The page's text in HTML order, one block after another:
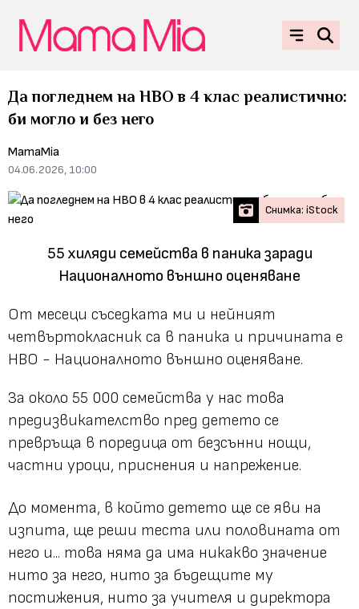
Да погледнем на НВО в 4 клас реалистично:
би могло и без него
MamaMia
04.06.2026, 10:00
Снимка: iStock
55 хиляди семейства в паника заради
Националното външно оценяване
От месеци съседката ми и нейният
четвъртокласник са в паника и причината е
НВО - Националното външно оценяване.
За около 55 000 семейства у нас това
предизвикателство пред детето се
превръща в поредица от безсънни нощи,
частни уроци, приснения и напрежение.
До момента, в който детето ще се яви на
изпита, ще реши теста или половината от
него и... това няма да има никакво значение
нито за него, нито за бъдещите му
постижения, нито за учителя и директора